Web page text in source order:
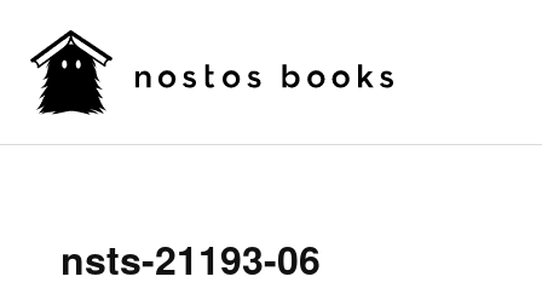
nsts-21193-06